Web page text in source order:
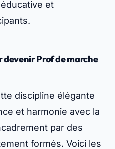
et
devenir Prof de marche
discipline élégante
et harmonie avec la
par des
formés. Voici les